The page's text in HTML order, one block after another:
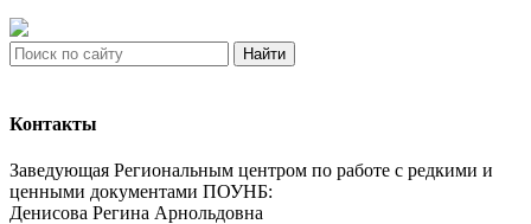
Найти
Контакты
Заведующая Региональным центром по работе с редкими и
ценными документами ПОУНБ:
Денисова Регина Арнольдовна